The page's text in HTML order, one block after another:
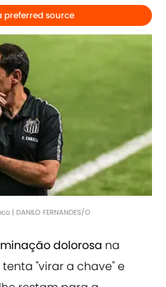
preferred source
| DANILO FERNANDES/O
dolorosa na
tenta "virar a chave" e